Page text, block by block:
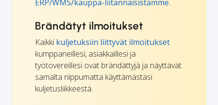
ERP/WMS/kauppa-liitännäisistämme.
Brändätyt ilmoitukset
Kaikki kuljetuksiin liittyvät ilmoitukset
kumppaneillesi, asiakkaillesi ja
työtovereillesi ovat brändättyjä ja näyttävät
samalta riippumatta käyttämästäsi
kuljetusliikkeestä.